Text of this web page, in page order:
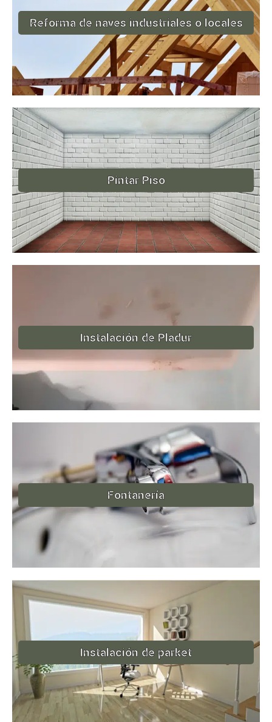
Reforma de naves industriales o locales
Pintar Piso
Instalación de Pladur
Fontanería
Instalación de parket